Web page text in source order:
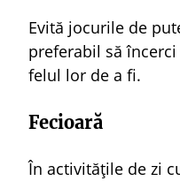
Evită jocurile de
preferabil să
felul lor de a fi.
Fecioară
În activitățile de zi